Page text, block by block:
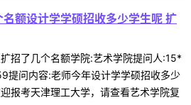
额设计学学硕招收多少学生呢 扩
招了几个名额学院:艺术学院提问人:15*
问内容:老师今年设计学学硕招收多少
报考天津理工大学，请查看艺术学院复